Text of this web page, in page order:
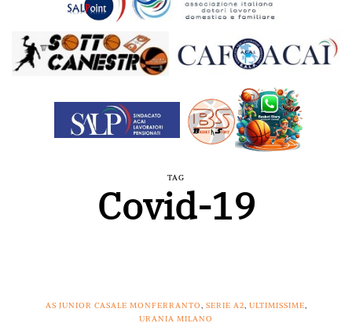
TAG
Covid-19
AS JUNIOR CASALE MONFERRANTO, SERIE A2, ULTIMISSIME,
URANIA MILANO